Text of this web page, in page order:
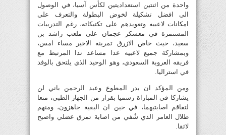
واحدة من اثنتين استعداديتين لكأس آسيا، في الوصول
الى افضل تشكيلة لخوض البطولة والتعرف على
امكانات لاعبيه وتعويدهم على تكتيكاته، رغم التدريبات
المستمرة في معسكر عجمان على ملعب راشد بن
سعيد، حيث خاض الازرق تمرينه الاخير مساء امس،
وبمشاركة جميع لاعبيه عدا مساعد ندا المرتبط مع
فريقه العروبة السعودي، وهو الوحيد الذي يلتحق بالوفد
في استراليا.
ومن المؤكد ان بدر المطوع وعبد الرحمن باني لن
يشاركا في المباراة رسميا بقرار من الجهاز الطبي، منعا
لتفاقم اصابتيهما، في حين ان البقية جاهزون، ومنهم
طلال العامر الذي شُفي من اصابة تمزق عضلي واصبح
لائقا.